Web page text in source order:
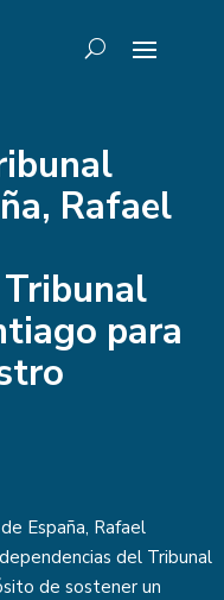
Rafael
para
España, Rafael
del Tribunal
de sostener un